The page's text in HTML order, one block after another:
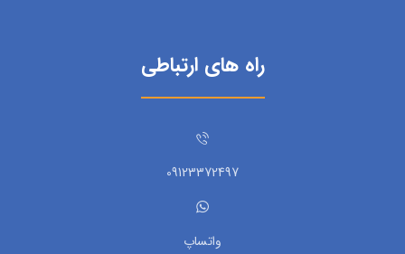
راه های ارتباطی
09123372497
واتساپ